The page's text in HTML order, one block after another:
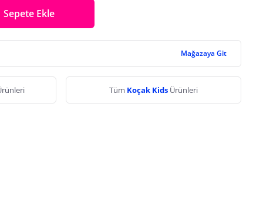
Sepete Ekle
Mağazaya Git
Tüm Koçak Kids Ürünleri